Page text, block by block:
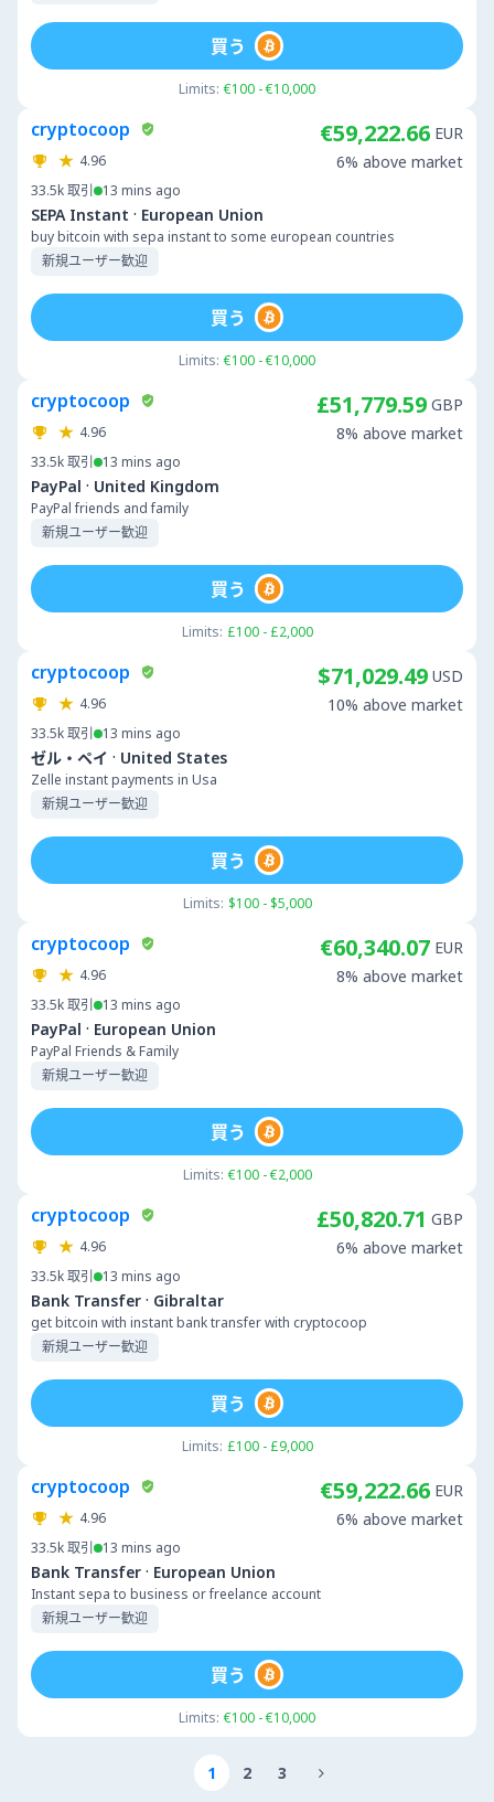
Limits: €100 - €10,000
買う
cryptocoop
4.96
33.5k取引 13 mins ago
SEPA Instant · European Union
buy bitcoin with sepa instant to some european countries
新規ユーザー歓迎
€59,222.66 EUR
6% above market
Limits: €100 - €10,000
買う
cryptocoop
4.96
33.5k取引 13 mins ago
PayPal · United Kingdom
PayPal friends and family
新規ユーザー歓迎
£51,779.59 GBP
8% above market
Limits: £100 - £2,000
買う
cryptocoop
4.96
33.5k取引 13 mins ago
ゼル・ペイ · United States
Zelle instant payments in Usa
新規ユーザー歓迎
$71,029.49 USD
10% above market
Limits: $100 - $5,000
買う
cryptocoop
4.96
33.5k取引 13 mins ago
PayPal · European Union
PayPal Friends & Family
新規ユーザー歓迎
€60,340.07 EUR
8% above market
Limits: €100 - €2,000
買う
cryptocoop
4.96
33.5k取引 13 mins ago
Bank Transfer · Gibraltar
get bitcoin with instant bank transfer with cryptocoop
新規ユーザー歓迎
£50,820.71 GBP
6% above market
Limits: £100 - £9,000
買う
cryptocoop
4.96
33.5k取引 13 mins ago
Bank Transfer · European Union
Instant sepa to business or freelance account
新規ユーザー歓迎
€59,222.66 EUR
6% above market
Limits: €100 - €10,000
買う
1 2 3 